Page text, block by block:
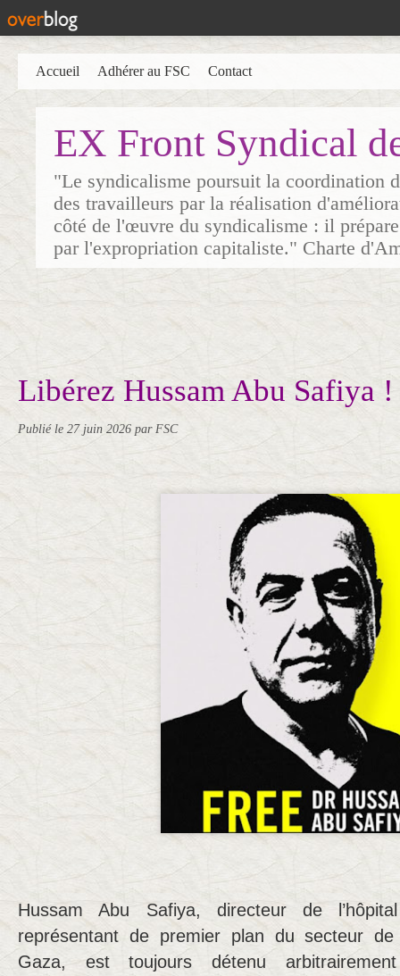
EX Front Syndical
"Le syndicalisme poursuit la coordination
des travailleurs par la réalisation
côté de l'œuvre du syndicalisme : il
par l'expropriation capitaliste." Charte
Accueil Adhérer au FSC Contact
Libérez Hussam Abu Safiya !
Publié le 27 juin 2026 par FSC
Hussam Abu Safiya, directeur de
représentant de premier plan du secteur
Gaza, est toujours détenu